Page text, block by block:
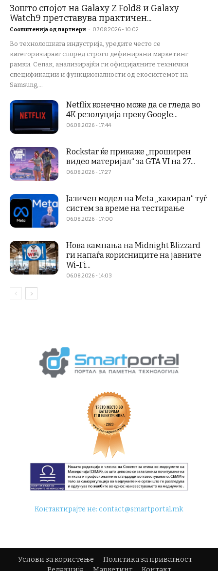
Зошто спојот на Galaxy Z Fold8 и Galaxy
Watch9 претставува практичен...
Соопштенија од партнери - 07.08.2026 - 10:02
Во технолошката индустрија, уредите често се
категоризираат според строго дефинирани маркетинг
рамки. Сепак, анализирајќи ги официјалните технички
спецификации и функционалности од екосистемот на
Samsung,...
Netflix конечно може да се гледа во
4K резолуција преку Google...
06.08.2026 - 17:44
Rockstar ќе прикаже „проширен
видео материјал“ за GTA VI на 27...
06.08.2026 - 17:27
Јазичен модел на Meta „хакирал“ туѓ
систем за време на тестирање
06.08.2026 - 17:00
Нова кампања на Midnight Blizzard
ги напаѓа корисниците на јавните
Wi-Fi...
06.08.2026 - 14:03
Контактирајте не:contact@smartportal.mk
Услови за користење
Политика за приватност